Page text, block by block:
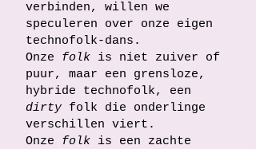
verbinden, willen we
speculeren over onze eigen
technofolk-dans.
Onze folk is niet zuiver of
puur, maar een grensloze,
hybride technofolk, een
dirty folk die onderlinge
verschillen viert.
Onze folk is een zachte